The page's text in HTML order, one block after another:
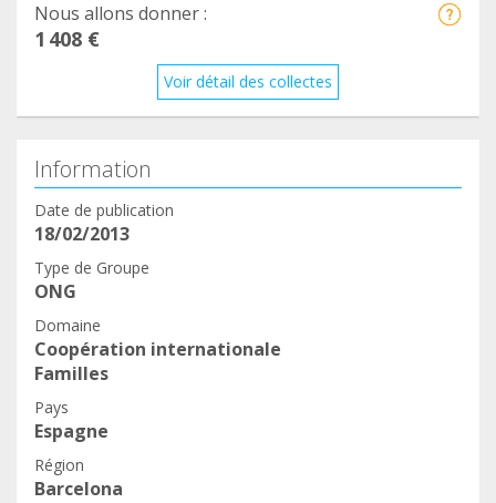
Nous allons donner :
1 408 €
Voir détail des collectes
Information
Date de publication
18/02/2013
Type de Groupe
ONG
Domaine
Coopération internationale
Familles
Pays
Espagne
Région
Barcelona